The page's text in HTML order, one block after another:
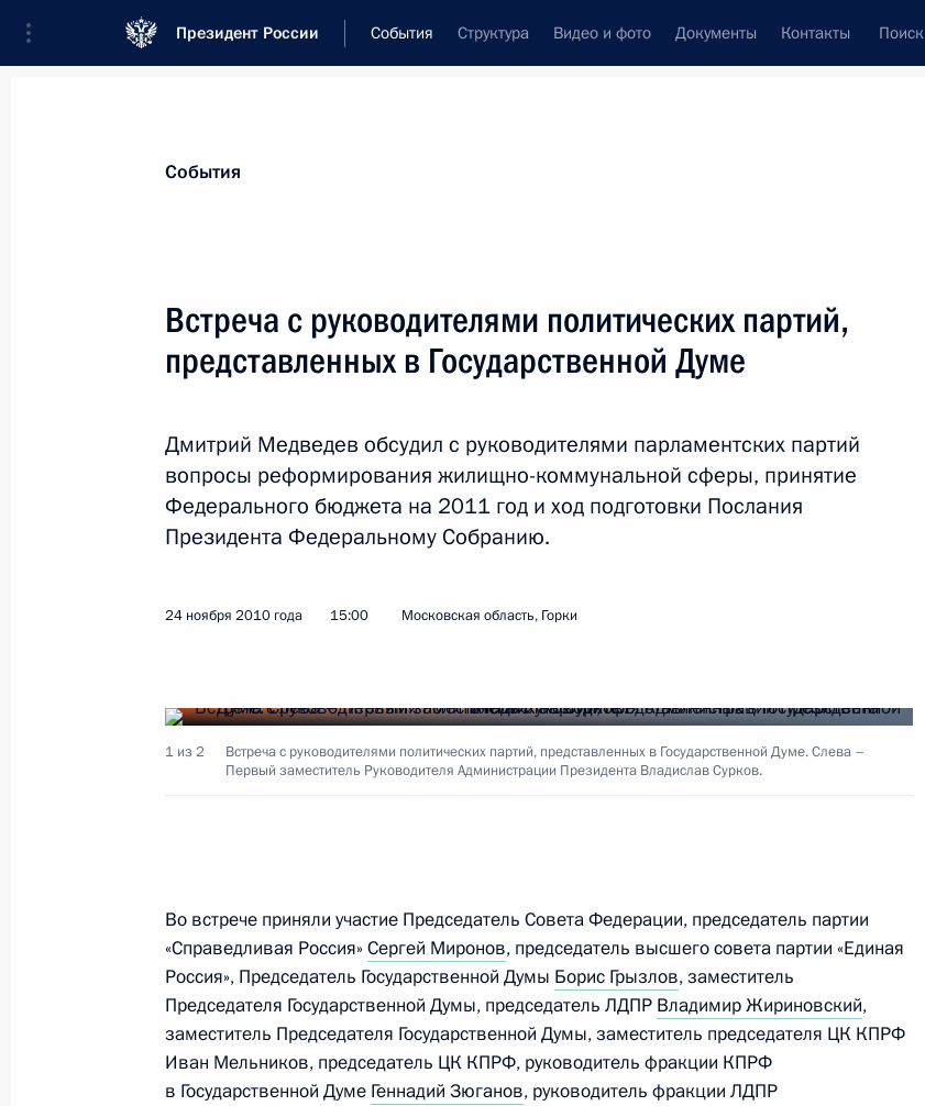
Президент России События Структура Видео и фото Документы Контакты Поиск
Новости
29 ноября 2010 года, понедельник
29 ноября 2010 года, 20:30
Рабочая встреча с мэром Москвы Сергеем Собяниным
29 ноября 2010 года, 15:00
6–7 декабря Дмитрий Медведев посетит Польшу с официальным
визитом
29 ноября 2010 года, 13:00
События
Встреча с руководителями политических партий,
представленных в Государственной Думе
Дмитрий Медведев обсудил с руководителями парламентских партий
вопросы реформирования жилищно-коммунальной сферы, принятие
Федерального бюджета на 2011 год и ход подготовки Послания
Президента Федеральному Собранию.
24 ноября 2010 года 15:00 Московская область, Горки
1 из 2
Встреча с руководителями политических партий, представленных в Государственной Думе. Слева –
Первый заместитель Руководителя Администрации Президента Владислав Сурков.
Во встрече приняли участие Председатель Совета Федерации, председатель партии
«Справедливая Россия»Сергей Миронов, председатель высшего совета партии «Единая
Россия», Председатель Государственной Думы Борис Грызлов, заместитель
Председателя Государственной Думы, председатель ЛДПР Владимир Жириновский,
заместитель Председателя Государственной Думы, заместитель председателя ЦК КПРФ
Иван Мельников, председатель ЦК КПРФ, руководитель фракции КПРФ
в Государственной Думе Геннадий Зюганов, руководитель фракции ЛДПР